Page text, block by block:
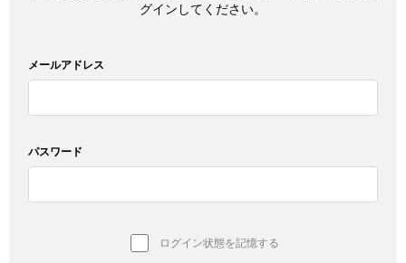
グインしてください。
メールアドレス
パスワード
ログイン状態を記憶する